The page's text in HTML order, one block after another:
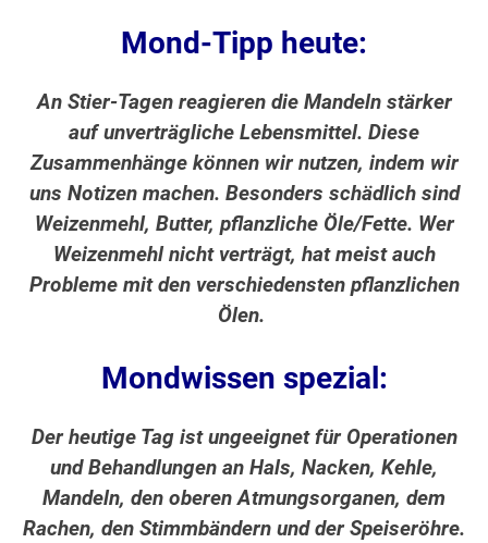
Mond-Tipp heute:
An Stier-Tagen reagieren die Mandeln stärker
auf unverträgliche Lebensmittel. Diese
Zusammenhänge können wir nutzen, indem wir
uns Notizen machen. Besonders schädlich sind
Weizenmehl, Butter, pflanzliche Öle/Fette. Wer
Weizenmehl nicht verträgt, hat meist auch
Probleme mit den verschiedensten pflanzlichen
Ölen.
Mondwissen spezial:
Der heutige Tag ist ungeeignet für Operationen
und Behandlungen an Hals, Nacken, Kehle,
Mandeln, den oberen Atmungsorganen, dem
Rachen, den Stimmbändern und der Speiseröhre.